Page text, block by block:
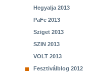
Hegyalja 2013
PaFe 2013
Sziget 2013
SZIN 2013
VOLT 2013
Fesztiválblog 2012